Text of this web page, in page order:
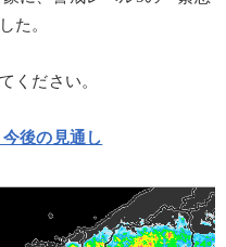
た。
ください。
後の見通し